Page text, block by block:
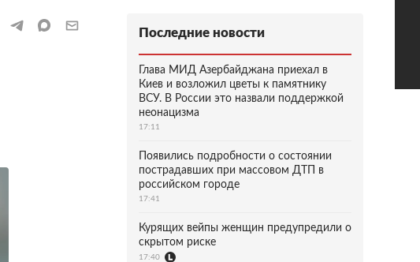
Последние новости
Глава МИД Азербайджана приехал в
Киев и возложил цветы к памятнику
ВСУ. В России это назвали поддержкой
неонацизма
17:11
Появились подробности о состоянии
пострадавших при массовом ДТП в
российском городе
17:41
Курящих вейпы женщин предупредили о
скрытом риске
17:40